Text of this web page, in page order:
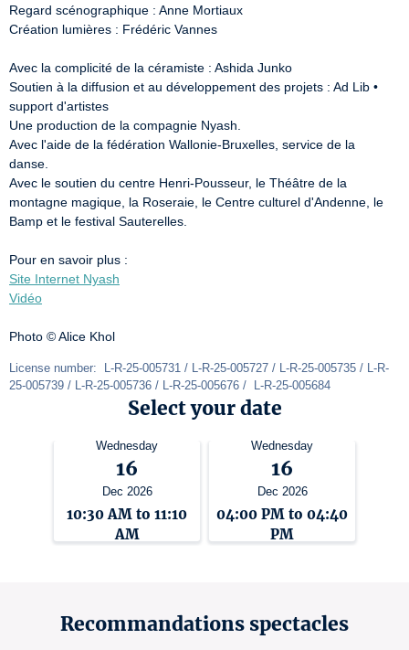
Regard scénographique : Anne Mortiaux
Création lumières : Frédéric Vannes
Avec la complicité de la céramiste : Ashida Junko
Soutien à la diffusion et au développement des projets : Ad Lib •
support d'artistes
Une production de la compagnie Nyash.
Avec l'aide de la fédération Wallonie-Bruxelles, service de la
danse.
Avec le soutien du centre Henri-Pousseur, le Théâtre de la
montagne magique, la Roseraie, le Centre culturel d'Andenne, le
Bamp et le festival Sauterelles.
Site Internet Nyash
Vidéo
Photo © Alice Khol
License number:  L-R-25-005731 / L-R-25-005727 / L-R-25-005735 / L-R-
25-005739 / L-R-25-005736 / L-R-25-005676 /  L-R-25-005684
Select your date
Wednesday
16
Dec 2026
10:30 AM to 11:10
AM
Wednesday
16
Dec 2026
04:00 PM to 04:40
PM
Recommandations spectacles